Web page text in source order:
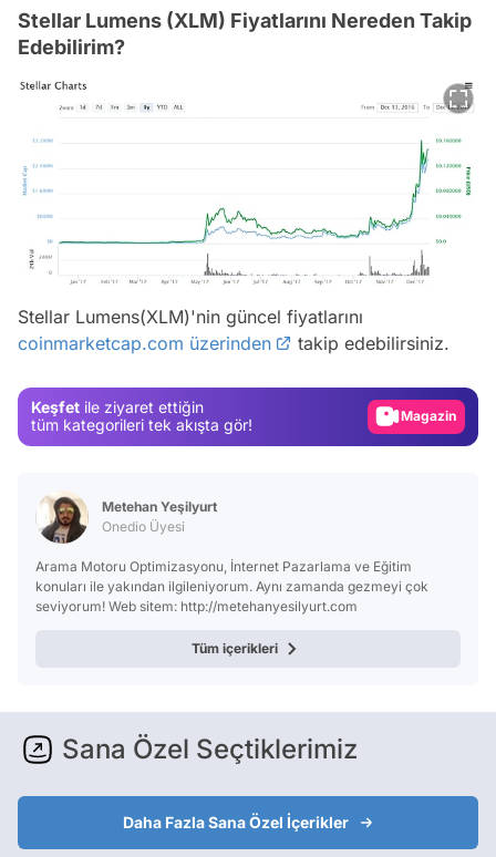
Stellar Lumens (XLM) Fiyatlarını Nereden Takip
Edebilirim?
Stellar Lumens(XLM)'nin güncel fiyatlarını
coinmarketcap.com üzerinden
takip edebilirsiniz.
Keşfet ile ziyaret ettiğin
tüm kategorileri tek akışta gör!
Test
Magazin
Metehan Yeşilyurt
Onedio Üyesi
Arama Motoru Optimizasyonu, İnternet Pazarlama ve Eğitim
konuları ile yakından ilgileniyorum. Aynı zamanda gezmeyi çok
seviyorum! Web sitem: http://metehanyesilyurt.com
Tüm içerikleri
Sana Özel Seçtiklerimiz
Daha Fazla Sana Özel İçerikler